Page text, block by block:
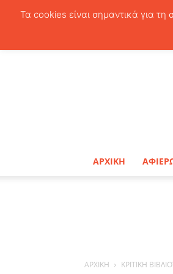
ΑΡΧΙΚΗ
ΑΡΧΙΚΗ ΚΡΙΤΙΚΗ
Τα cookies είναι σημαντικά για τη